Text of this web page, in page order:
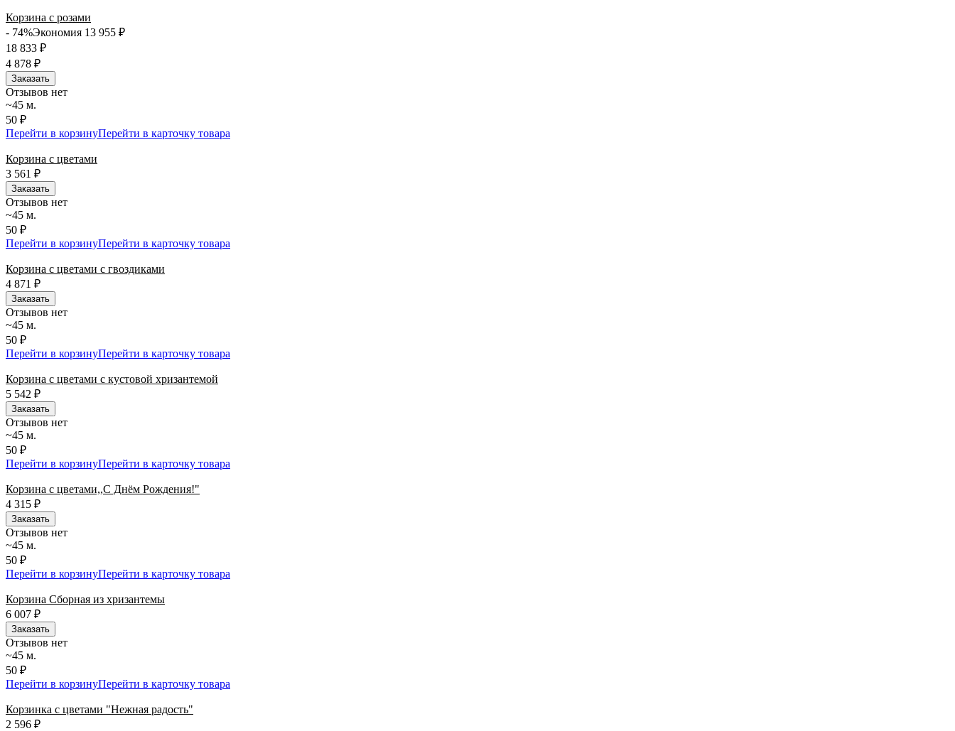
Корзина с розами
- 74%Экономия 13 955 ₽
18 833 ₽
4 878 ₽
Заказать
Отзывов нет
~45 м.
50 ₽
Перейти в корзинуПерейти в карточку товара
Корзина с цветами
3 561
₽
Заказать
Отзывов нет
~45 м.
50 ₽
Перейти в корзинуПерейти в карточку товара
Корзина с цветами с гвоздиками
4 871
₽
Заказать
Отзывов нет
~45 м.
50 ₽
Перейти в корзинуПерейти в карточку товара
Корзина с цветами с кустовой хризантемой
5 542 ₽
Заказать
Отзывов нет
~45 м.
50 ₽
Перейти в корзинуПерейти в карточку товара
Корзина с цветами,,С Днём Рождения!"
4 315 ₽
Заказать
Отзывов нет
~45 м.
50 ₽
Перейти в корзинуПерейти в карточку товара
Корзина Сборная из хризантемы
6 007 ₽
Заказать
Отзывов нет
~45 м.
50 ₽
Перейти в корзинуПерейти в карточку товара
Корзинка с цветами "Нежная радость"
2 596 ₽